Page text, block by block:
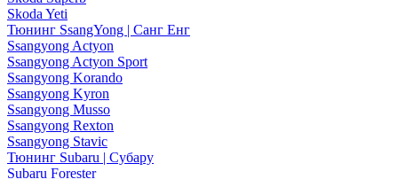
Skoda Yeti
Тюнинг SsangYong | Санг Енг
Ssangyong Actyon
Ssangyong Actyon Sport
Ssangyong Korando
Ssangyong Kyron
Ssangyong Musso
Ssangyong Rexton
Ssangyong Stavic
Тюнинг Subaru | Субару
Subaru Forester